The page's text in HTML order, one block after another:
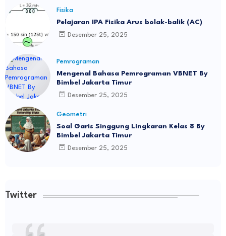
Fisika
Pelajaran IPA Fisika Arus bolak-balik (AC)
Desember 25, 2025
Pemrograman
Mengenal Bahasa Pemrograman VBNET By
Bimbel Jakarta Timur
Desember 25, 2025
Geometri
Soal Garis Singgung Lingkaran Kelas 8 By
Bimbel Jakarta Timur
Desember 25, 2025
Twitter